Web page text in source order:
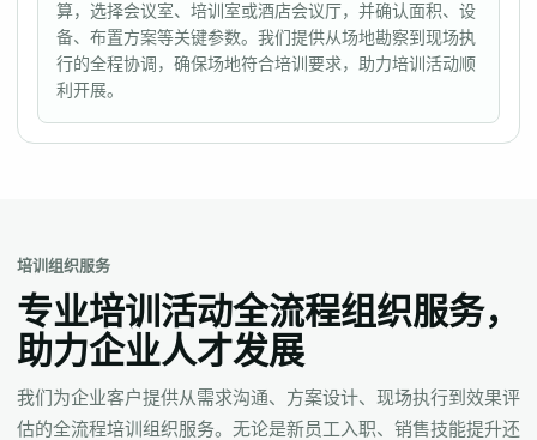
算，选择会议室、培训室或酒店会议厅，并确认面积、设
备、布置方案等关键参数。我们提供从场地勘察到现场执
行的全程协调，确保场地符合培训要求，助力培训活动顺
利开展。
培训组织服务
专业培训活动全流程组织服务，
助力企业人才发展
我们为企业客户提供从需求沟通、方案设计、现场执行到效果评
估的全流程培训组织服务。无论是新员工入职、销售技能提升还